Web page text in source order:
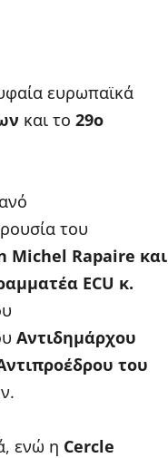
ευρωπαϊκά
και το 29ο
του
Michel Rapaire και
ECU κ.
Αντιδημάρχου
του
ενώ η Cercle